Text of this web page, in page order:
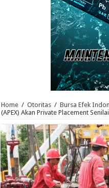
Home / Otoritas / Bursa Efek
(APEX) Akan Private Placement